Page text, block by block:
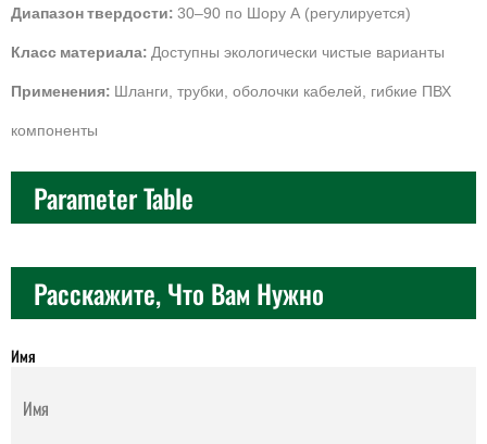
Диапазон твердости: 30–90 по Шору А (регулируется)
Класс материала: Доступны экологически чистые варианты
Применения: Шланги, трубки, оболочки кабелей, гибкие ПВХ
компоненты
Parameter Table
Расскажите, Что Вам Нужно
Имя